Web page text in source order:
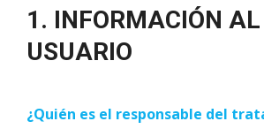
1. INFORMACIÓN AL
USUARIO
¿Quién es el responsable del